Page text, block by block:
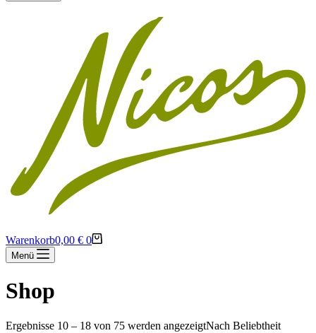
Warenkorb0,00 € 0
Menü
Shop
Ergebnisse 10 – 18 von 75 werden angezeigtNach Beliebtheit